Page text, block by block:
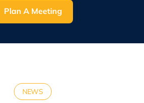
Plan A Meeting
NEWS